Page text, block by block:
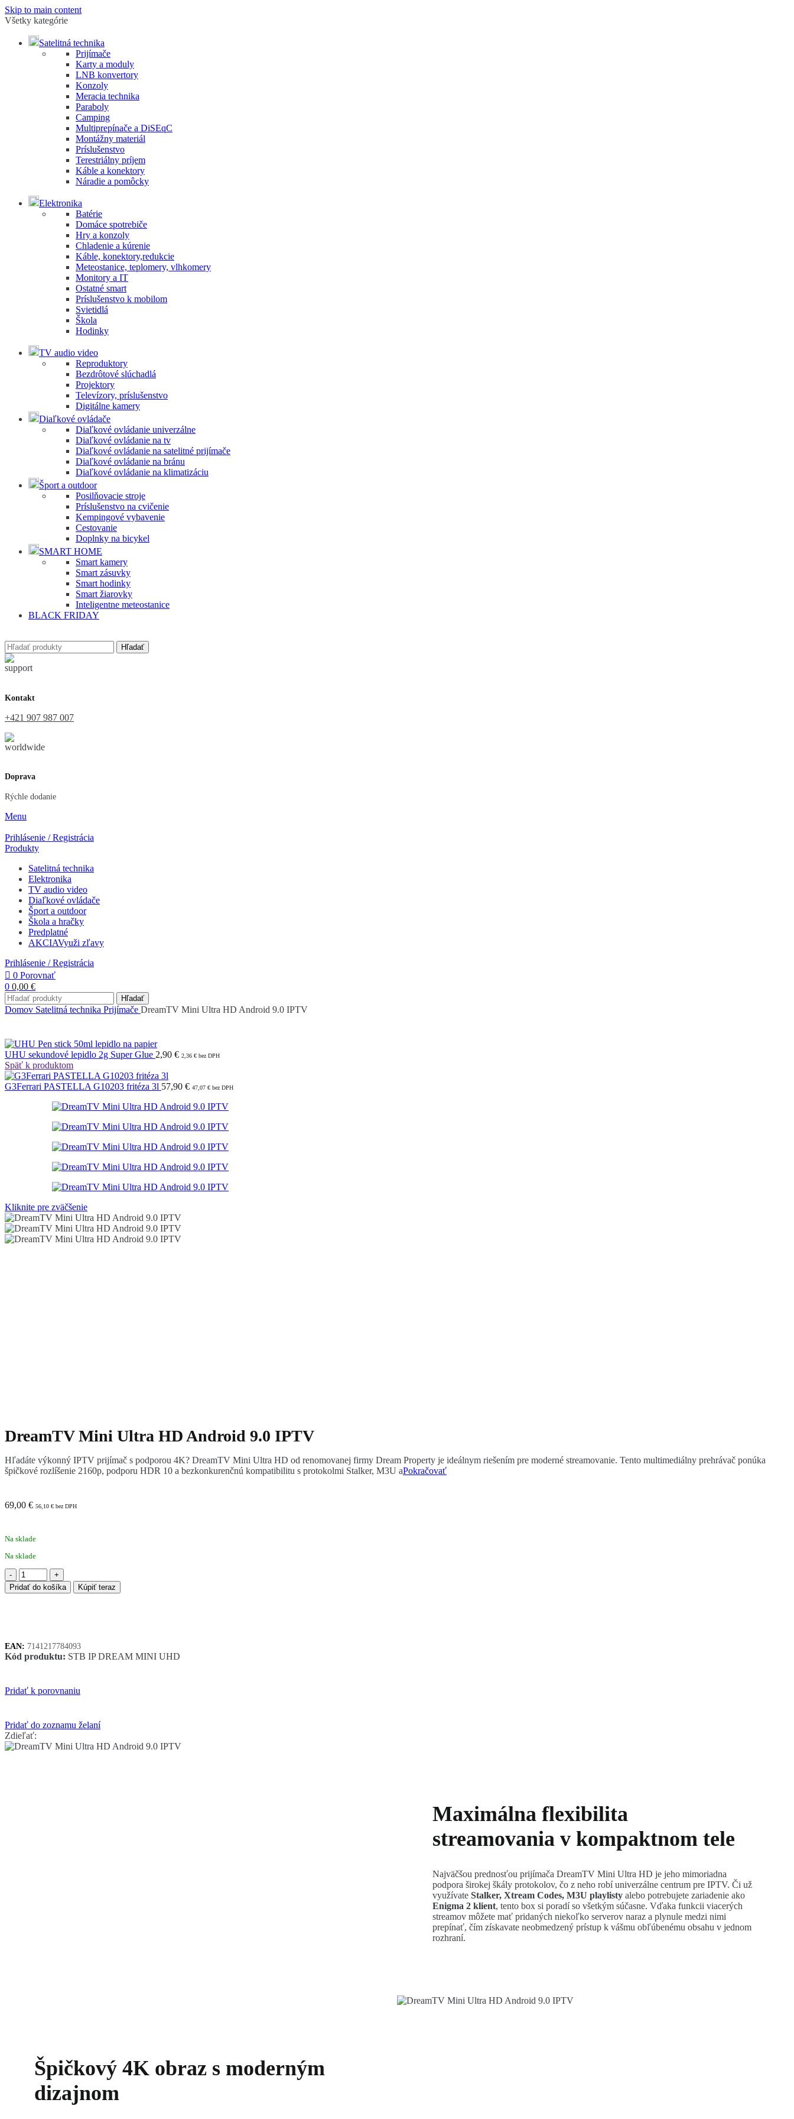
Skip to main content
Všetky kategórie
Satelitná technika
Prijímače
Karty a moduly
LNB konvertory
Konzoly
Meracia technika
Paraboly
Camping
Multiprepínače a DiSEqC
Montážny materiál
Príslušenstvo
Terestriálny príjem
Káble a konektory
Náradie a pomôcky
Elektronika
Batérie
Domáce spotrebiče
Hry a konzoly
Chladenie a kúrenie
Káble, konektory,redukcie
Meteostanice, teplomery, vlhkomery
Monitory a IT
Ostatné smart
Príslušenstvo k mobilom
Svietidlá
Škola
Hodinky
TV audio video
Reproduktory
Bezdrôtové slúchadlá
Projektory
Televízory, príslušenstvo
Digitálne kamery
Diaľkové ovládače
Diaľkové ovládanie univerzálne
Diaľkové ovládanie na tv
Diaľkové ovládanie na satelitné prijímače
Diaľkové ovládanie na bránu
Diaľkové ovládanie na klimatizáciu
Šport a outdoor
Posilňovacie stroje
Príslušenstvo na cvičenie
Kempingové vybavenie
Cestovanie
Doplnky na bicykel
SMART HOME
Smart kamery
Smart zásuvky
Smart hodinky
Smart žiarovky
Inteligentne meteostanice
BLACK FRIDAY
Hľadať
Kontakt
+421 907 987 007
Doprava
Rýchle dodanie
Menu
Prihlásenie / Registrácia
Produkty
Satelitná technika
Elektronika
TV audio video
Diaľkové ovládače
Šport a outdoor
Škola a hračky
Predplatné
AKCIAVyuži zľavy
Prihlásenie / Registrácia
0 Porovnať
0 0,00 €
Hľadať
Domov Satelitná technika Prijímače DreamTV Mini Ultra HD Android 9.0 IPTV
UHU sekundové lepidlo 2g Super Glue 2,90 € 2,36 € bez DPH
Späť k produktom
G3Ferrari PASTELLA G10203 fritéza 3l 57,90 € 47,07 € bez DPH
Kliknite pre zväčšenie
DreamTV Mini Ultra HD Android 9.0 IPTV
Hľadáte výkonný IPTV prijímač s podporou 4K? DreamTV Mini Ultra HD od renomovanej firmy Dream Property je ideálnym riešením pre moderné streamovanie. Tento multimediálny prehrávač ponúka
špičkové rozlíšenie 2160p, podporu HDR 10 a bezkonkurenčnú kompatibilitu s protokolmi Stalker, M3U aPokračovať
69,00 € 56,10 € bez DPH
Na sklade
Na sklade
množstvo
DreamTV
Mini
IPTV
Pridať do košíka Kúpiť teraz
EAN: 7141217784093
Kód produktu: STB IP DREAM MINI UHD
Pridať k porovnaniu
Pridať do zoznamu želaní
Zdieľať:
Maximálna flexibilita
streamovania v kompaktnom tele
Najväčšou prednosťou prijímača DreamTV Mini Ultra HD je jeho mimoriadna
podpora širokej škály protokolov, čo z neho robí univerzálne centrum pre IPTV. Či už
využívate Stalker, Xtream Codes, M3U playlisty alebo potrebujete zariadenie ako
Enigma 2 klient, tento box si poradí so všetkým súčasne. Vďaka funkcii viacerých
streamov môžete mať pridaných niekoľko serverov naraz a plynule medzi nimi
prepínať, čím získavate neobmedzený prístup k vášmu obľúbenému obsahu v jednom
rozhraní.
Špičkový 4K obraz s moderným
dizajnom